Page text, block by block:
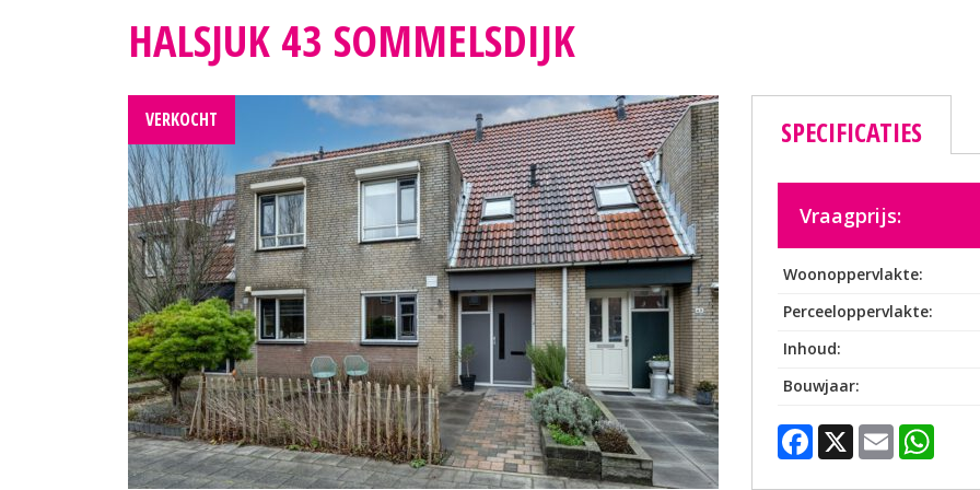
HALSJUK 43 SOMMELSDIJK
VERKOCHT SPECIFICATIES
Vraagprijs:
Woonoppervlakte:
Perceeloppervlakte:
Inhoud:
Bouwjaar:
Facebook
X